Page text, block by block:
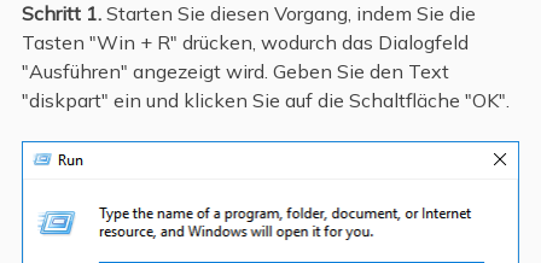
Schritt 1.Starten Sie diesen Vorgang, indem Sie die
Tasten "Win + R" drücken, wodurch das Dialogfeld
"Ausführen" angezeigt wird. Geben Sie den Text
"diskpart" ein und klicken Sie auf die Schaltfläche "OK".